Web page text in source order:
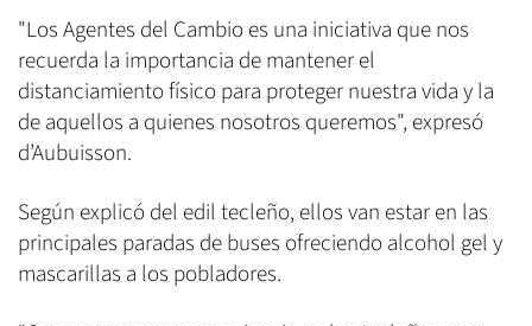
"Los Agentes del Cambio es una iniciativa que nos
recuerda la importancia de mantener el
distanciamiento físico para proteger nuestra vida y la
de aquellos a quienes nosotros queremos", expresó
d’Aubuisson.
Según explicó del edil tecleño, ellos van estar en las
principales paradas de buses ofreciendo alcohol gel y
mascarillas a los pobladores.